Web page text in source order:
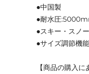
●中国製
●耐水圧
●スキー・スノ
●サイズ調節機
【商品の購入に